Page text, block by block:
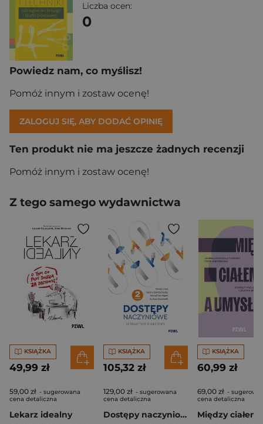
Liczba ocen:
0
Powiedz nam, co myślisz!
Pomóż innym i zostaw ocenę!
ZALOGUJ SIĘ, ABY DODAĆ OPINIĘ
Ten produkt nie ma jeszcze żadnych recenzji
Pomóż innym i zostaw ocenę!
Z tego samego wydawnictwa
KSIĄŻKA
49,99 zł
59,00 zł - sugerowana
cena detaliczna
Lekarz idealny
KSIĄŻKA
105,32 zł
129,00 zł - sugerowana
cena detaliczna
Dostępy naczyniowe w praktyce klinicznej
KSIĄŻKA
60,99 zł
69,00 zł -
cena detaliczna